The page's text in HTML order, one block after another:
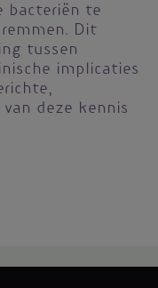
bacteriën te
Dit
tussen
implicaties
deze kennis